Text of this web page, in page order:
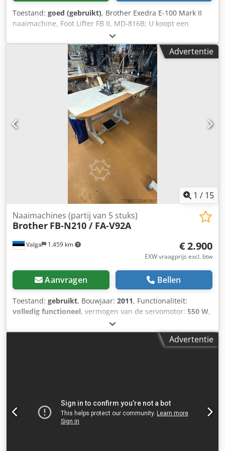
Toestand: goed (gebruikt), Brother Exedra E-100 Mark II
naaimachine, Foot Lifter FB II, MD-816B; U koopt een
industriële naaimachine van Brother. Brother Exedra E-100
Mark II naaimachine, Foot Lifter FB II, MD-816B, DB2-B737-
413 Dodpfx Aeu Nyulsgneck 380V Vind meer artikelen in
Advertentie
1 / 15
Valga 1.459 km
Naaimachines (partij van 5 stuks)
Brother FB-N210 / FA-V92A
€ 2.900
EXW vraagprijs excl. btw
Aanvragen Bellen
Toestand: gebruikt, Bouwjaar: 2011, Functionaliteit:
volledig functioneel, vermogen van de servomotor: 550 W,
, type ingangsstroom:
Airconditioning, pneumatische aansluiting:6 bar,
, Een bij elkaar passende set
van Brother staan wereldwijd bekend om hun
betrouwbare werking bij hoge snelheid, nette
naadresultaten en lage onderhoudsbehoeften. Dit kavel
Advertentie